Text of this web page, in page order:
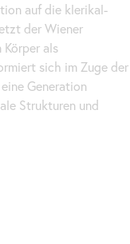
auf die klerikal-
der Wiener
als
sich im Zuge der
Generation
Strukturen und